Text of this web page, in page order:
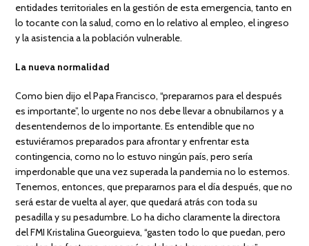
entidades territoriales en la gestión de esta emergencia, tanto en
lo tocante con la salud, como en lo relativo al empleo, el ingreso
y la asistencia a la población vulnerable.
La nueva normalidad
Como bien dijo el Papa Francisco, “prepararnos para el después
es importante”, lo urgente no nos debe llevar a obnubilarnos y a
desentendernos de lo importante. Es entendible que no
estuviéramos preparados para afrontar y enfrentar esta
contingencia, como no lo estuvo ningún país, pero sería
imperdonable que una vez superada la pandemia no lo estemos.
Tenemos, entonces, que prepararnos para el día después, que no
será estar de vuelta al ayer, que quedará atrás con toda su
pesadilla y su pesadumbre. Lo ha dicho claramente la directora
del FMI Kristalina Gueorguieva, “gasten todo lo que puedan, pero